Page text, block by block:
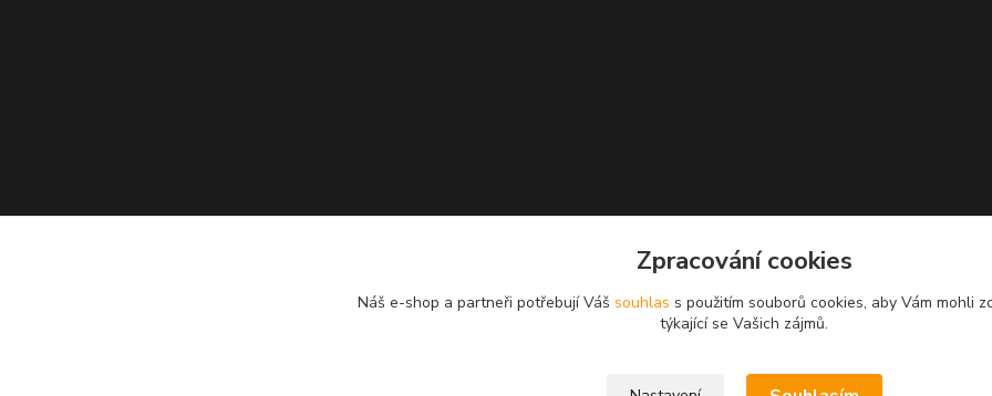
Zpracování cookies
Náš e-shop a partneři potřebují Váš souhlas s použitím souborů cookies, aby Vám mohli
týkající se Vašich zájmů.